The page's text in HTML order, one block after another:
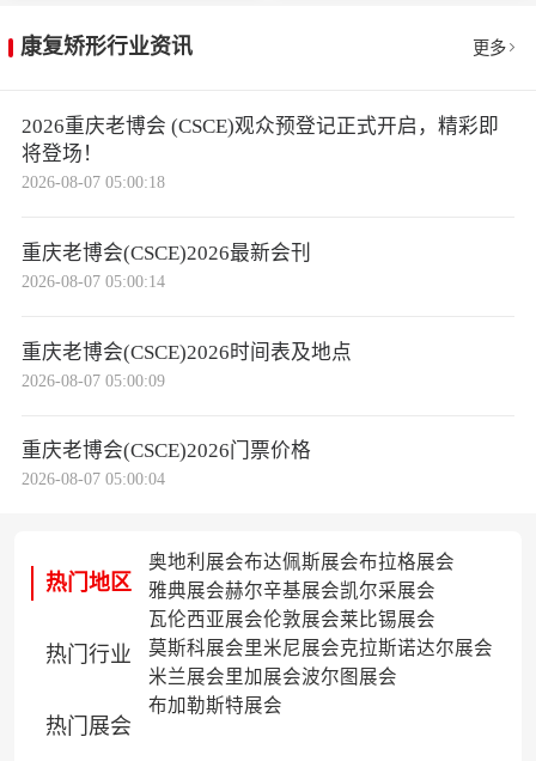
康复矫形行业资讯 更多
2026重庆老博会 (CSCE)观众预登记正式开启，精彩即
将登场！
2026-08-07 05:00:18
重庆老博会(CSCE)2026最新会刊
2026-08-07 05:00:14
重庆老博会(CSCE)2026时间表及地点
2026-08-07 05:00:09
重庆老博会(CSCE)2026门票价格
2026-08-07 05:00:04
热门地区
热门行业
热门展会
奥地利展会布达佩斯展会布拉格展会
雅典展会赫尔辛基展会凯尔采展会
瓦伦西亚展会伦敦展会莱比锡展会
莫斯科展会里米尼展会克拉斯诺达尔展会
米兰展会里加展会波尔图展会
布加勒斯特展会